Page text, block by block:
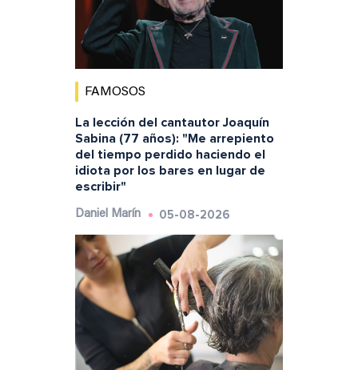
FAMOSOS
La lección del cantautor Joaquín
Sabina (77 años): "Me arrepiento
del tiempo perdido haciendo el
idiota por los bares en lugar de
escribir"
Daniel Marín 05-08-2026